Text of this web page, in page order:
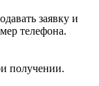
заявку и
телефона.
получении.